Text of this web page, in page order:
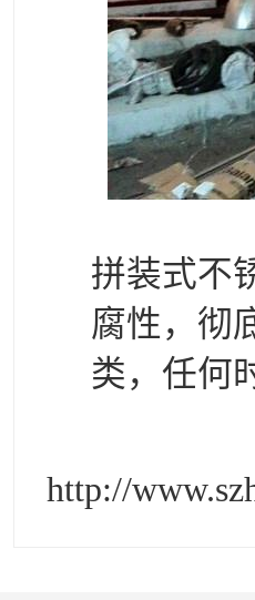
拼装式不
腐性，彻
类，任何
http://